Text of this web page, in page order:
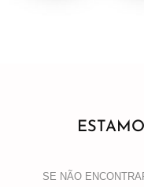
SE NÃO